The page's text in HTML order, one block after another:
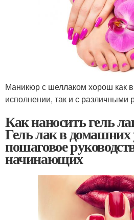
Маникюр с шеллаком хорош как
исполнении, так и с различными
Как наносить гель
Гель лак в домашних
пошаговое
начинающих